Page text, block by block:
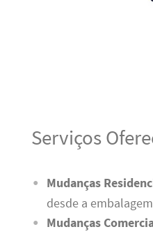
Serviços
Mudanças
desde a
Mudanças